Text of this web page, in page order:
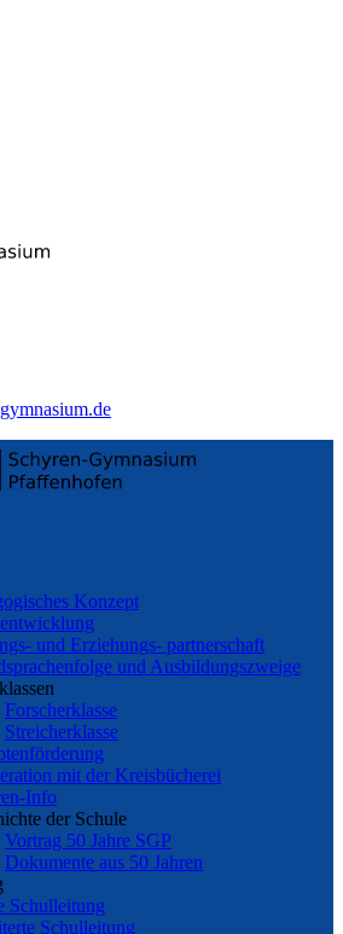
Konzept
und Erziehungs- partnerschaft
und Ausbildungszweige
Forscherklasse
Streicherklasse
mit der Kreisbücherei
Info
der Schule
Vortrag 50 Jahre SGP
Dokumente aus 50 Jahren
Schulleitung
Schulleitung